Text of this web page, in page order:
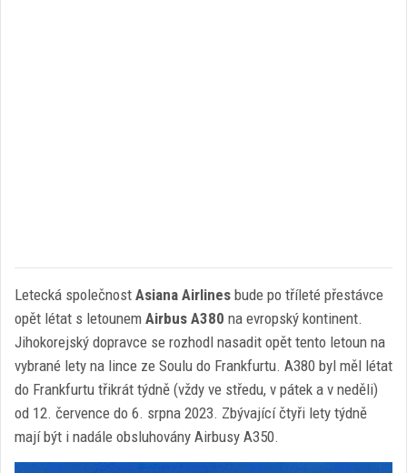
Letecká společnost Asiana Airlines bude po tříleté přestávce
opět létat s letounem Airbus A380 na evropský kontinent.
Jihokorejský dopravce se rozhodl nasadit opět tento letoun na
vybrané lety na lince ze Soulu do Frankfurtu. A380 byl měl létat
do Frankfurtu třikrát týdně (vždy ve středu, v pátek a v neděli)
od 12. července do 6. srpna 2023. Zbývající čtyři lety týdně
mají být i nadále obsluhovány Airbusy A350.